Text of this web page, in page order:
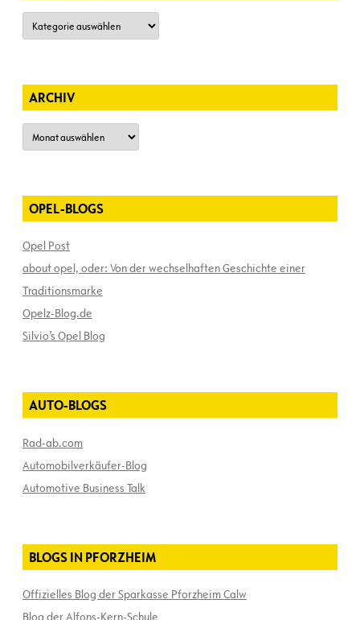
Kategorien
ARCHIV
Archiv
OPEL-BLOGS
Opel Post
about opel, oder: Von der wechselhaften Geschichte einer
Traditionsmarke
Opelz-Blog.de
Silvio’s Opel Blog
AUTO-BLOGS
Rad-ab.com
Automobilverkäufer-Blog
Automotive Business Talk
BLOGS IN PFORZHEIM
Offizielles Blog der Sparkasse Pforzheim Calw
Blog der Alfons-Kern-Schule